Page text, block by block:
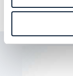
abitazione o